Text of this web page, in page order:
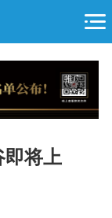
推广
即将上